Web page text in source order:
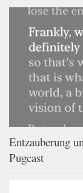
Entzauberung
Pugcast